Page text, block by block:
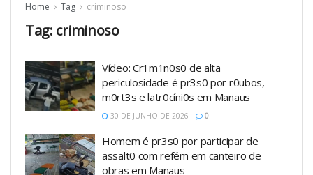
Home Tag criminoso
Tag: criminoso
Vídeo: Cr1m1n0s0 de alta
periculosidade é pr3s0 por r0ubos,
m0rt3s e latr0cíni0s em Manaus
30 DE JUNHO DE 2026 0
Homem é pr3s0 por participar de
assalt0 com refém em canteiro de
obras em Manaus